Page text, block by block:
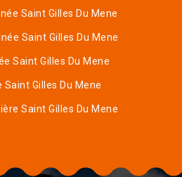
Saint Gilles Du Mene
Saint Gilles Du Mene
Saint Gilles Du Mene
Gilles Du Mene
Saint Gilles Du Mene